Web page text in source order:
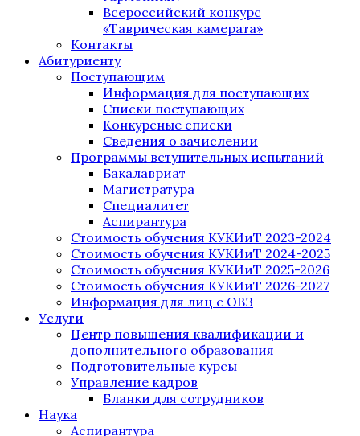
Всероссийский конкурс
«Таврическая камерата»
Контакты
Абитуриенту
Поступающим
Информация для поступающих
Списки поступающих
Конкурсные списки
Сведения о зачислении
Программы вступительных испытаний
Бакалавриат
Магистратура
Специалитет
Аспирантура
Стоимость обучения КУКИиТ 2023-2024
Стоимость обучения КУКИиТ 2024-2025
Стоимость обучения КУКИиТ 2025-2026
Стоимость обучения КУКИиТ 2026-2027
Информация для лиц с ОВЗ
Услуги
Центр повышения квалификации и
дополнительного образования
Подготовительные курсы
Управление кадров
Бланки для сотрудников
Наука
Аспирантура